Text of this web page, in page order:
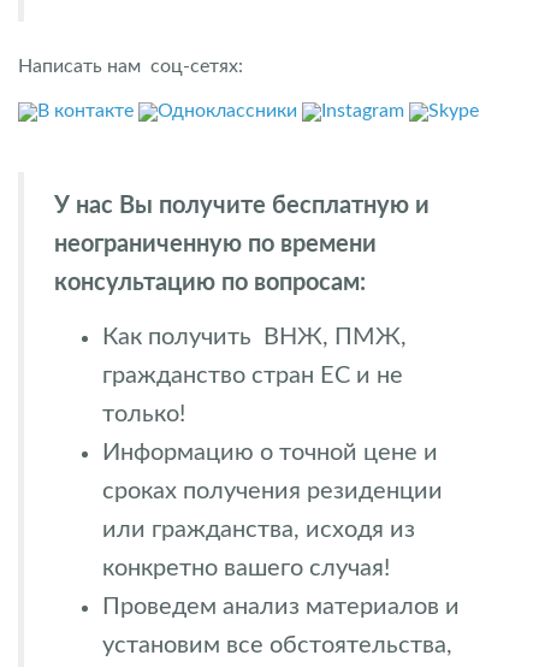
Написать нам соц-сетях:
В контакте Одноклассники Instagram Skype
У нас Вы получите бесплатную и
неограниченную по времени
консультацию по вопросам:
Как получить ВНЖ, ПМЖ,
гражданство стран ЕС и не
только!
Информацию о точной цене и
сроках получения резиденции
или гражданства, исходя из
конкретно вашего случая!
Проведем анализ материалов и
установим все обстоятельства,